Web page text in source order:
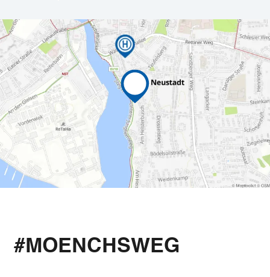
#MOENCHSWEG